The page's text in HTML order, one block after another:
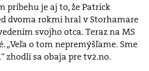
príbehu je aj to, že Patrick
dvoma rokmi hral v Storhamare
svojho otca. Teraz na MS
„Veľa o tom nepremýšľame. Sme
zhodli sa obaja pre tv2.no.